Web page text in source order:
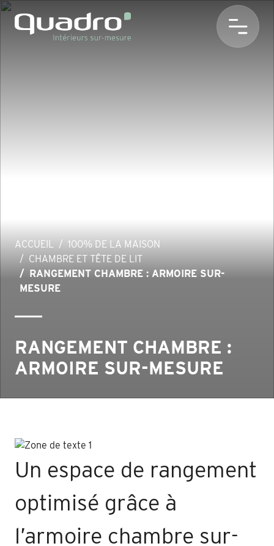
ACCUEIL
100% DE LA MAISON
CHAMBRE ET TÊTE DE LIT
RANGEMENT CHAMBRE : ARMOIRE SUR-
MESURE
RANGEMENT CHAMBRE :
ARMOIRE SUR-MESURE
Un espace de rangement
optimisé grâce à
l’armoire chambre sur-